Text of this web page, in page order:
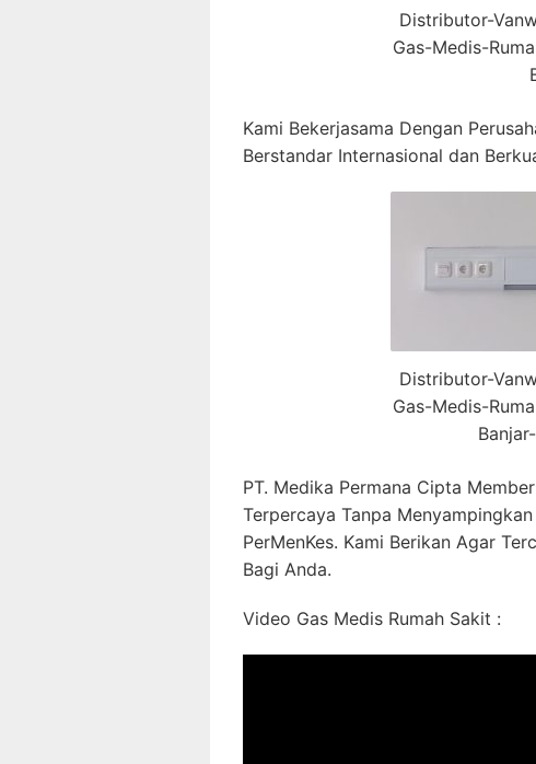
Distributor-
Gas-Medis-
Kami Bekerjasama Dengan
Berstandar Internasional dan
Distributor-
Gas-Medis-
PT. Medika Permana Cipta
Terpercaya Tanpa
PerMenKes. Kami Berikan Agar
Bagi Anda.
Video Gas Medis Rumah Sakit :